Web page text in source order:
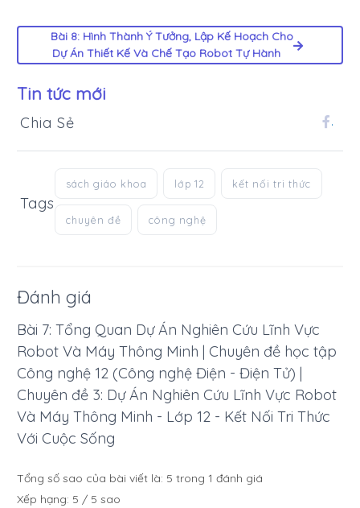
Bài 8: Hình Thành Ý Tưởng, Lập Kế Hoạch Cho
Dự Án Thiết Kế Và Chế Tạo Robot Tự Hành
Tin tức mới
Chia Sẻ .
Tags
sách giáo khoa lớp 12 kết nối tri thức
chuyên đề công nghệ
Đánh giá
Bài 7: Tổng Quan Dự Án Nghiên Cứu Lĩnh Vực
Robot Và Máy Thông Minh | Chuyên đề học tập
Công nghệ 12 (Công nghệ Điện - Điện Tử) |
Chuyên đề 3: Dự Án Nghiên Cứu Lĩnh Vực Robot
Và Máy Thông Minh - Lớp 12 - Kết Nối Tri Thức
Với Cuộc Sống
Tổng số sao của bài viết là: 5 trong 1 đánh giá
Xếp hạng: 5 / 5 sao